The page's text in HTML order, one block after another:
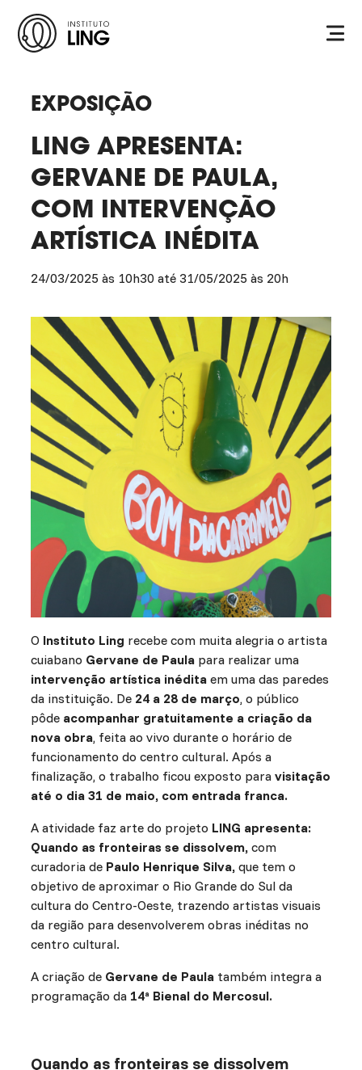
Instituto
Ling
EXPOSIÇÃO
LING APRESENTA:
GERVANE DE PAULA,
COM INTERVENÇÃO
ARTÍSTICA INÉDITA
24/03/2025 às 10h30 até 31/05/2025 às 20h
O Instituto Ling recebe com muita alegria o artista
cuiabano Gervane de Paulapara realizar uma
intervenção artística inéditaem uma das paredes
da instituição. De 24 a 28 de março, o público
pôde acompanhar gratuitamente a criação da
nova obra, feita ao vivo durante o horário de
funcionamento do centro cultural. Após a
finalização, o trabalho ficou exposto paravisitação
até o dia 31 de maio, com entrada franca.
A atividade faz arte do projeto LING apresenta:
Quando as fronteiras se dissolvem,com
curadoria de Paulo Henrique Silva,que tem o
objetivo de aproximar o Rio Grande do Sul da
cultura do Centro-Oeste, trazendo artistas visuais
da região para desenvolverem obras inéditas no
centro cultural.
A criação de Gervane de Paula também integra a
programação da 14ª Bienal do Mercosul.
Quando as fronteiras se dissolvem